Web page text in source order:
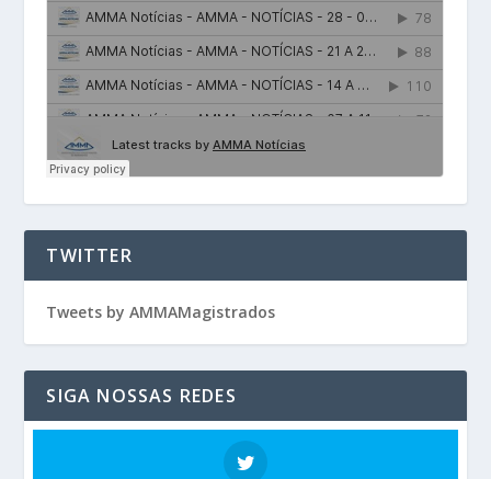
TWITTER
Tweets by AMMAMagistrados
SIGA NOSSAS REDES